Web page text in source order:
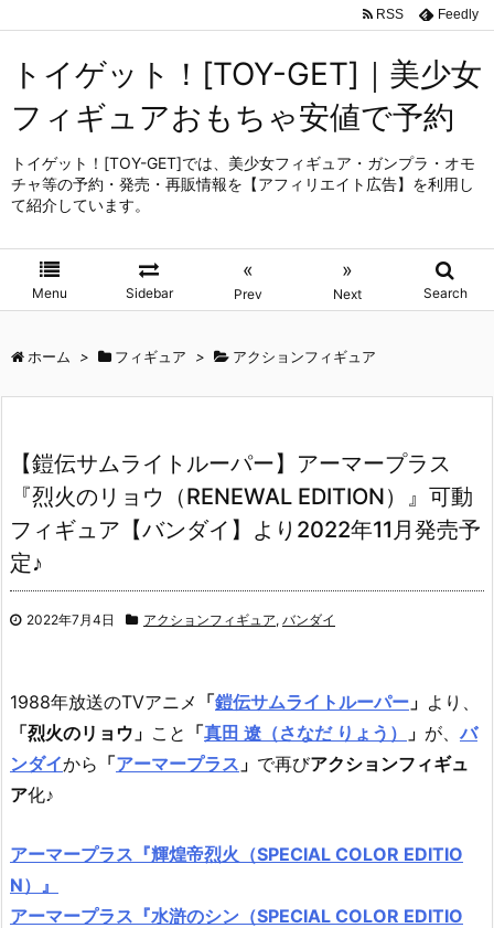
トイゲット！[TOY-GET]｜美少女
フィギュアおもちゃ安値で予約
トイゲット！[TOY-GET]では、美少女フィギュア・ガンプラ・オモ
チャ等の予約・発売・再販情報を【アフィリエイト広告】を利用し
て紹介しています。
Menu Sidebar
«
Prev
»
Next Search
RSS Feedly
ホーム > フィギュア > アクションフィギュア
【鎧伝サムライトルーパー】アーマープラス
『烈火のリョウ（RENEWAL EDITION）』可動
フィギュア【バンダイ】より2022年11月発売予
定♪
2022年7月4日 アクションフィギュア, バンダイ
1988年放送のTVアニメ 「鎧伝サムライトルーパー 」 より、
「烈火のリョウ」 こと 「真田 遼（さなだ りょう） 」 が、バ
ンダイから 「アーマープラス 」 で再びアクションフィギュ
ア化♪
アーマープラス『輝煌帝烈火（SPECIAL COLOR EDITIO
N）』
アーマープラス『水滸のシン（SPECIAL COLOR EDITIO